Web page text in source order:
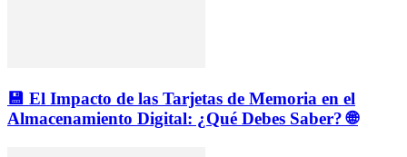
💾 El Impacto de las Tarjetas de Memoria en el
Almacenamiento Digital: ¿Qué Debes Saber? 🌐